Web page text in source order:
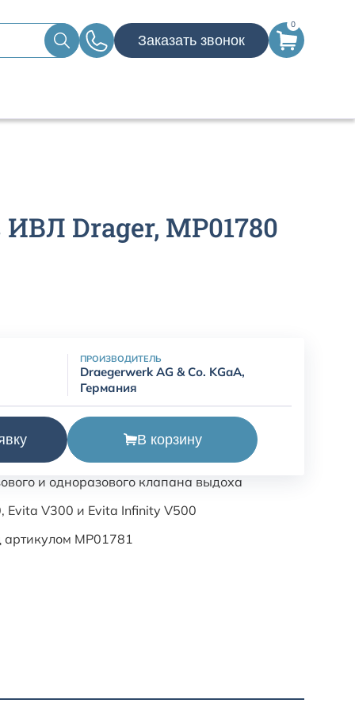
Заказать звонок
0
Drager, MP01780
ПРОИЗВОДИТЕЛЬ
Draegerwerk AG & Со. KGaA,
Германия
В корзину
фильтр Infinity ID обеспечивает безопасную и
условиях при вентиляции взрослых и детей.
и одноразового клапана выдоха
Evita V300 и Evita Infinity V500
MP01781